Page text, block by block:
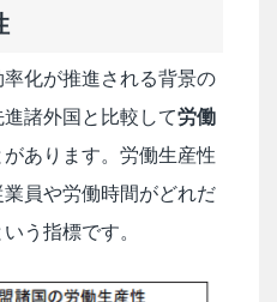
化が推進される背景の
諸外国と比較して労働
があります。労働生産性
員や労働時間がどれだ
う指標です。